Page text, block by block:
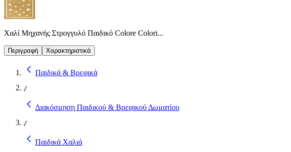
Χαλί Μηχανής Στρογγυλό Παιδικό Colore Colori...
Περιγραφή Χαρακτηριστικά
Παιδικά & Βρεφικά
/
Διακόσμηση Παιδικού & Βρεφικού Δωματίου
/
Παιδικά Χαλιά